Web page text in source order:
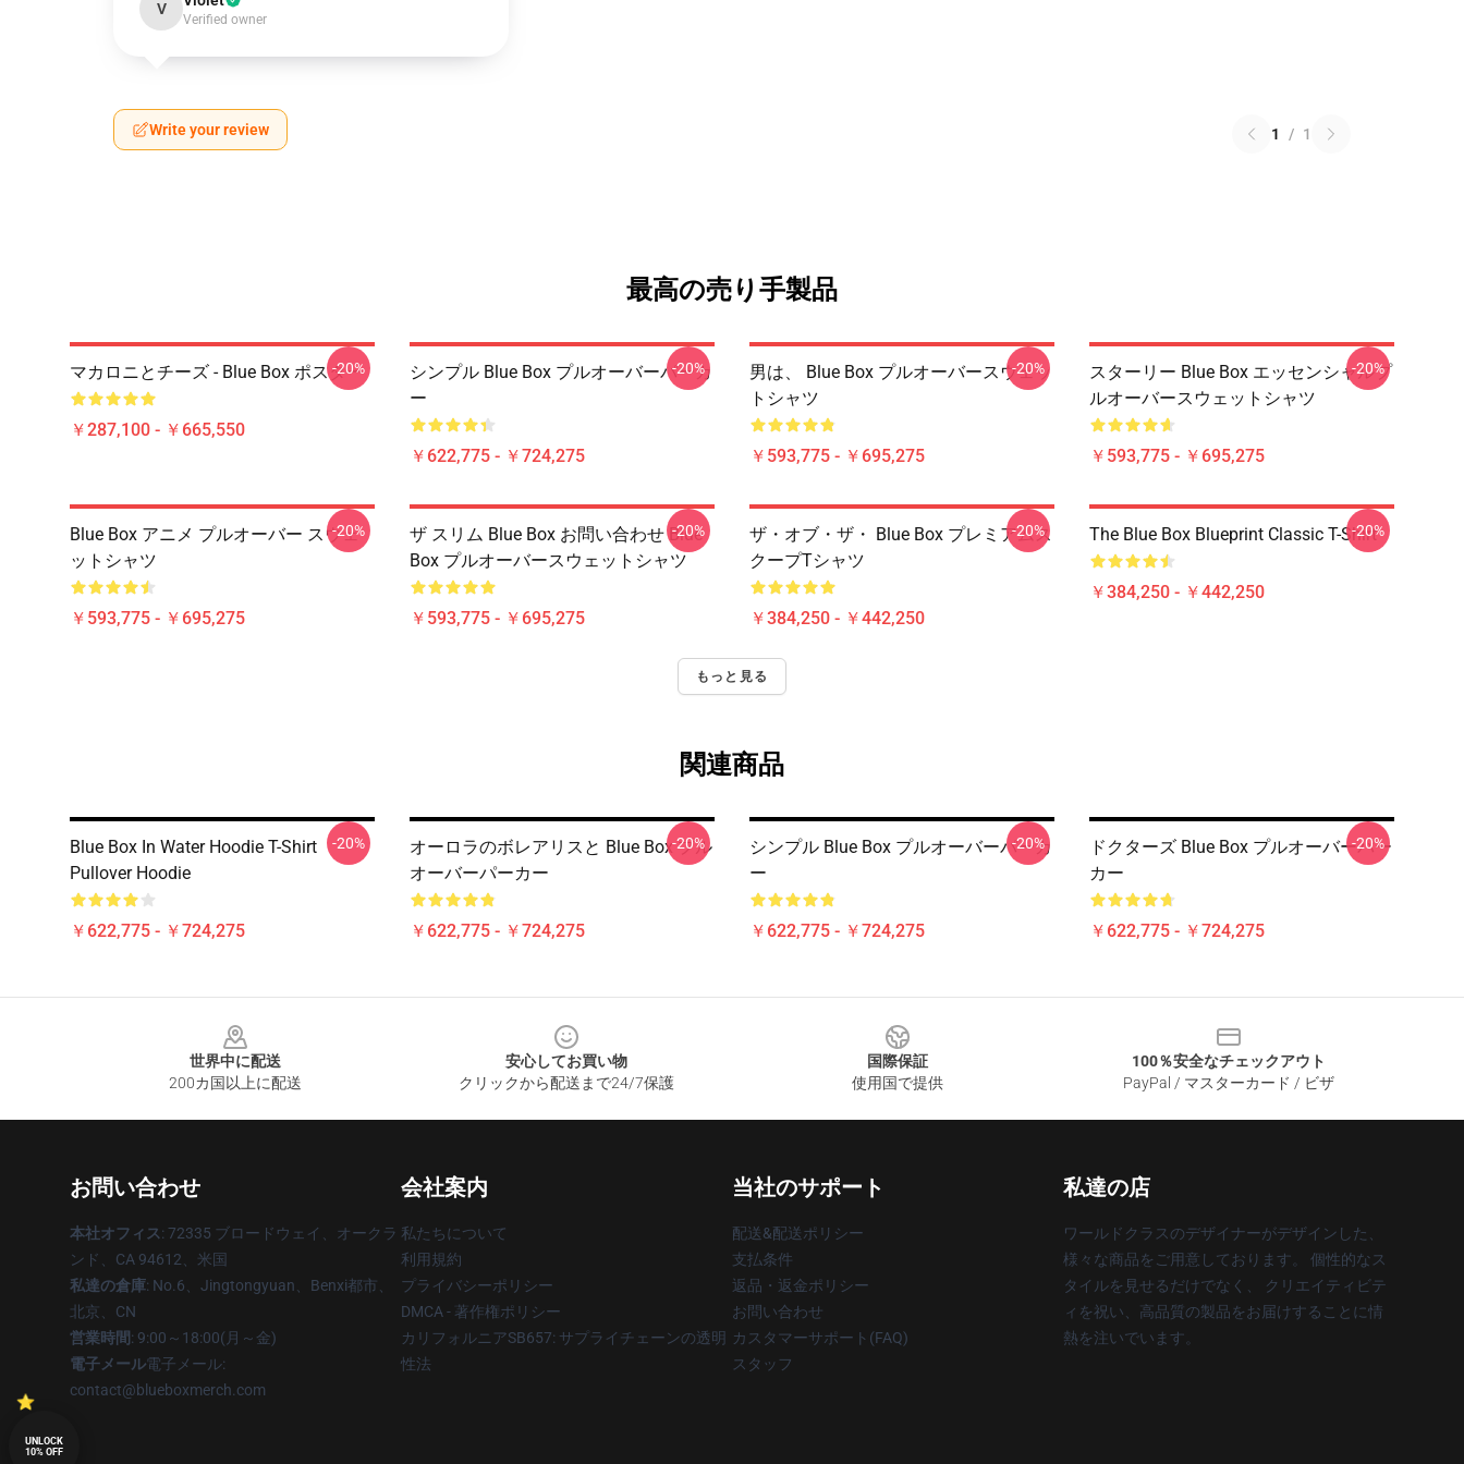
V
Verified owner
Write your review 1 / 1
最高の売り手製品
マカロニとチーズ - Blue Box ポスター
￥287,100 - ￥665,550
-20%
シンプル Blue Box プルオーバーパーカ
ー
￥622,775 - ￥724,275
-20%
男は、 Blue Box プルオーバースウェッ
トシャツ
￥593,775 - ￥695,275
-20%
スターリー Blue Box エッセンシャルプ
ルオーバースウェットシャツ
￥593,775 - ￥695,275
-20%
Blue Box アニメ プルオーバー スウェ
ットシャツ
￥593,775 - ￥695,275
-20%
ザ スリム Blue Box お問い合わせ Blue
Box プルオーバースウェットシャツ
￥593,775 - ￥695,275
-20%
ザ・オブ・ザ・ Blue Box プレミアムス
クープTシャツ
￥384,250 - ￥442,250
-20% The Blue Box Blueprint Classic T-Shirt
￥384,250 - ￥442,250
-20%
もっと見る
関連商品
Blue Box In Water Hoodie T-Shirt
Pullover Hoodie
￥622,775 - ￥724,275
-20%
オーロラのボレアリスと Blue Box プル
オーバーパーカー
￥622,775 - ￥724,275
-20%
シンプル Blue Box プルオーバーパーカ
ー
￥622,775 - ￥724,275
-20%
ドクターズ Blue Box プルオーバーパー
カー
￥622,775 - ￥724,275
-20%
世界中に配送
200カ国以上に配送
安心してお買い物
クリックから配送まで24/7保護
国際保証
使用国で提供
100％安全なチェックアウト
PayPal / マスターカード / ビザ
お問い合わせ
本社オフィス: 72335 ブロードウェイ、オークラ
ンド、CA 94612、米国
私達の倉庫: No.6、Jingtongyuan、Benxi都市、
北京、CN
営業時間: 9:00～18:00(月～金)
電子メール電子メール:
contact@blueboxmerch.com
会社案内
私たちについて
利用規約
プライバシーポリシー
DMCA - 著作権ポリシー
カリフォルニアSB657: サプライチェーンの透明
性法
当社のサポート
配送&配送ポリシー
支払条件
返品・返金ポリシー
お問い合わせ
カスタマーサポート(FAQ)
スタッフ
私達の店
ワールドクラスのデザイナーがデザインした、
様々な商品をご用意しております。 個性的なス
タイルを見せるだけでなく、 クリエイティビテ
ィを祝い、高品質の製品をお届けすることに情
熱を注いでいます。
UNLOCK
10% OFF